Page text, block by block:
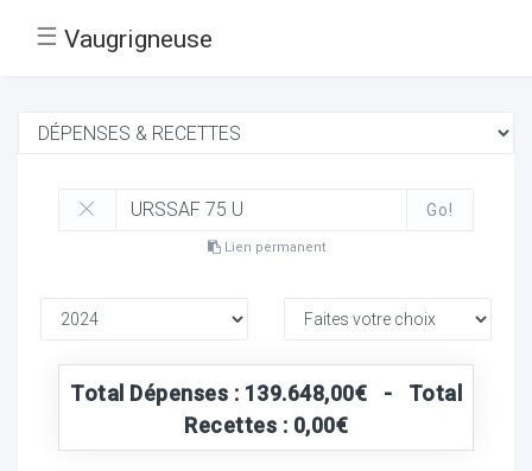
☰ Vaugrigneuse
Go!
Lien permanent
Total Dépenses : 139.648,00€ - Total
Recettes : 0,00€